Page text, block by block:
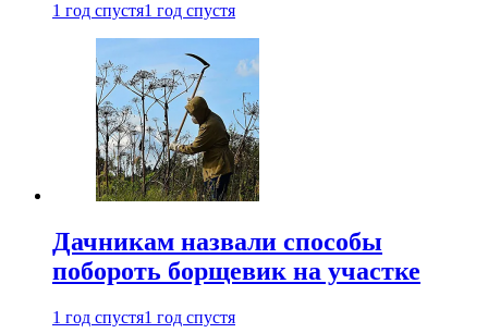
1 год спустя1 год спустя
Дачникам назвали способы
побороть борщевик на участке
1 год спустя1 год спустя